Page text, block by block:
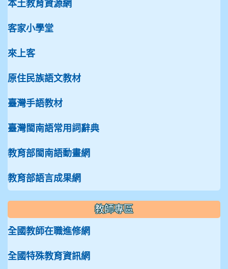
本土教育資源網
客家小學堂
來上客
原住民族語文教材
臺灣手語教材
臺灣閩南語常用詞辭典
教育部閩南語動畫網
教育部語言成果網
教師專區
全國教師在職進修網
全國特殊教育資訊網